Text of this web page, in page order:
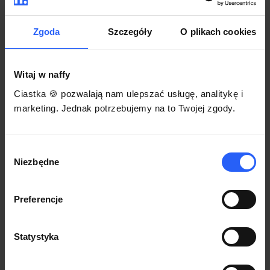
Zgoda Szczegóły O plikach cookies
Witaj w naffy
Ciastka 🍪 pozwalają nam ulepszać usługę, analitykę i
marketing. Jednak potrzebujemy na to Twojej zgody.
zgody
Niezbędne
Preferencje
Statystyka
Korzystaj na dowolnym urządzeniu z
przeglądarką Chrome
Włącz czasową promocję
3
Każdy produkt w naffy ma swój indywidualny link.
gdzie się nim podzielisz z odbiorcami.